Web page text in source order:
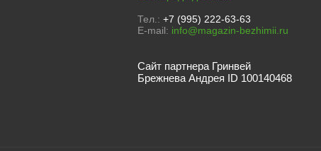
Тел.: +7 (995) 222-63-63
E-mail: info@magazin-bezhimii.ru
Сайт партнера Гринвей
Брежнева Андрея ID 100140468